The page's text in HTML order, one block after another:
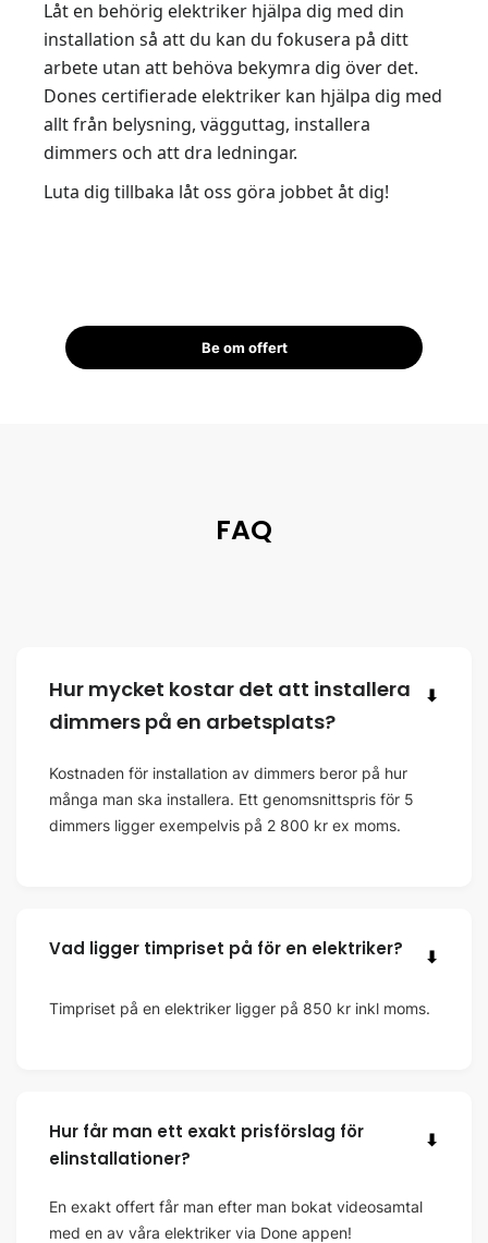
Låt en behörig elektriker hjälpa dig med din
installation så att du kan du fokusera på ditt
arbete utan att behöva bekymra dig över det.
Dones certifierade elektriker kan hjälpa dig med
allt från belysning, vägguttag, installera
dimmers och att dra ledningar.
Luta dig tillbaka låt oss göra jobbet åt dig!
Be om offert
FAQ
Hur mycket kostar det att installera
dimmers på en arbetsplats?
⬇
Kostnaden för installation av dimmers beror på hur
många man ska installera. Ett genomsnittspris för 5
dimmers ligger exempelvis på 2 800 kr ex moms.
Vad ligger timpriset på för en elektriker? ⬇
Timpriset på en elektriker ligger på 850 kr inkl moms.
Hur får man ett exakt prisförslag för
elinstallationer?
⬇
En exakt offert får man efter man bokat videosamtal
med en av våra elektriker via Done appen!